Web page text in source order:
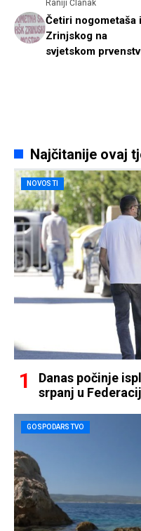
Raniji Članak
Četiri nogometaša
Zrinjskog na
svjetskom
Najčitanije ovaj
NOVOSTI
Danas počinje
srpanj u
GOSPODARSTVO